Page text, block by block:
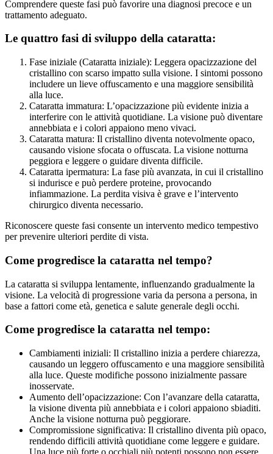
Comprendere queste fasi può favorire una diagnosi precoce e un
trattamento adeguato.
Le quattro fasi di sviluppo della cataratta:
Fase iniziale (Cataratta iniziale): Leggera opacizzazione del
cristallino con scarso impatto sulla visione. I sintomi possono
includere un lieve offuscamento e una maggiore sensibilità
alla luce.
Cataratta immatura: L’opacizzazione più evidente inizia a
interferire con le attività quotidiane. La visione può diventare
annebbiata e i colori appaiono meno vivaci.
Cataratta matura: Il cristallino diventa notevolmente opaco,
causando visione sfocata o offuscata. La visione notturna
peggiora e leggere o guidare diventa difficile.
Cataratta ipermatura: La fase più avanzata, in cui il cristallino
si indurisce e può perdere proteine, provocando
infiammazione. La perdita visiva è grave e l’intervento
chirurgico diventa necessario.
Riconoscere queste fasi consente un intervento medico tempestivo
per prevenire ulteriori perdite di vista.
Come progredisce la cataratta nel tempo?
La cataratta si sviluppa lentamente, influenzando gradualmente la
visione. La velocità di progressione varia da persona a persona, in
base a fattori come età, genetica e salute generale degli occhi.
Come progredisce la cataratta nel tempo:
Cambiamenti iniziali: Il cristallino inizia a perdere chiarezza,
causando un leggero offuscamento e una maggiore sensibilità
alla luce. Queste modifiche possono inizialmente passare
inosservate.
Aumento dell’opacizzazione: Con l’avanzare della cataratta,
la visione diventa più annebbiata e i colori appaiono sbiaditi.
Anche la visione notturna può peggiorare.
Compromissione significativa: Il cristallino diventa più opaco,
rendendo difficili attività quotidiane come leggere e guidare.
Una luce più forte o occhiali più potenti possono non essere